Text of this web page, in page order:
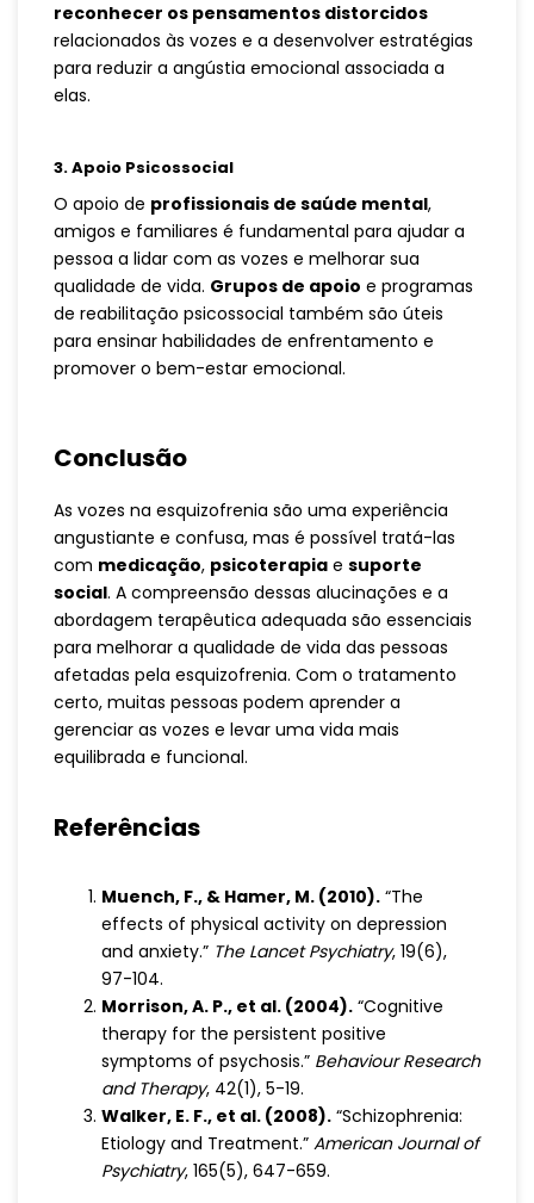
reconhecer os pensamentos distorcidos
relacionados às vozes e a desenvolver estratégias
para reduzir a angústia emocional associada a
elas.
3.Apoio Psicossocial
O apoio de profissionais de saúde mental,
amigos e familiares é fundamental para ajudar a
pessoa a lidar com as vozes e melhorar sua
qualidade de vida. Grupos de apoio e programas
de reabilitação psicossocial também são úteis
para ensinar habilidades de enfrentamento e
promover o bem-estar emocional.
Conclusão
As vozes na esquizofrenia são uma experiência
angustiante e confusa, mas é possível tratá-las
com medicação, psicoterapia e suporte
social. A compreensão dessas alucinações e a
abordagem terapêutica adequada são essenciais
para melhorar a qualidade de vida das pessoas
afetadas pela esquizofrenia. Com o tratamento
certo, muitas pessoas podem aprender a
gerenciar as vozes e levar uma vida mais
equilibrada e funcional.
Referências
Muench, F., & Hamer, M. (2010). “The
effects of physical activity on depression
and anxiety.” The Lancet Psychiatry, 19(6),
97-104.
Morrison, A. P., et al. (2004). “Cognitive
therapy for the persistent positive
symptoms of psychosis.” Behaviour Research
and Therapy, 42(1), 5-19.
Walker, E. F., et al. (2008). “Schizophrenia:
Etiology and Treatment.” American Journal of
Psychiatry, 165(5), 647-659.